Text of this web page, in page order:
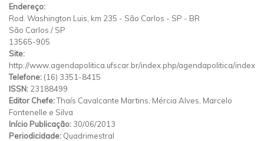
Endereço:
Rod. Washington Luis, km 235 - São Carlos - SP - BR
São Carlos / SP
13565-905
Site:
http://www.agendapolitica.ufscar.br/index.php/agendapolitica/index
Telefone: (16) 3351-8415
ISSN: 23188499
Editor Chefe:Thaís Cavalcante Martins, Mércia Alves, Marcelo
Fontenelle e Silva
Início Publicação: 30/06/2013
Periodicidade: Quadrimestral